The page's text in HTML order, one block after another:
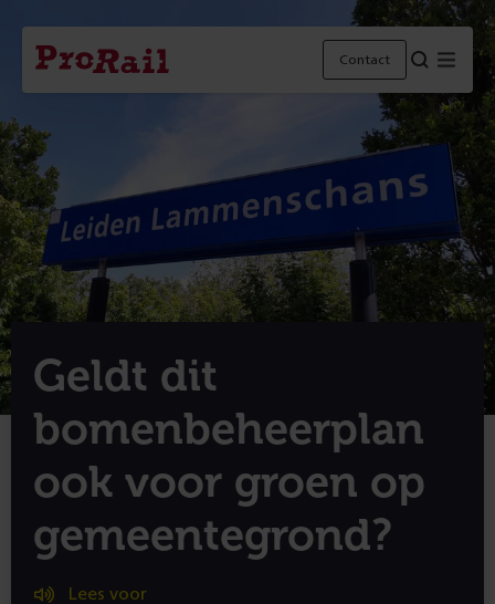
Navigatie
Homepage
ProRail
Contact Menu
Geldt dit
bomenbeheerplan
ook voor groen op
gemeentegrond?
Lees voor